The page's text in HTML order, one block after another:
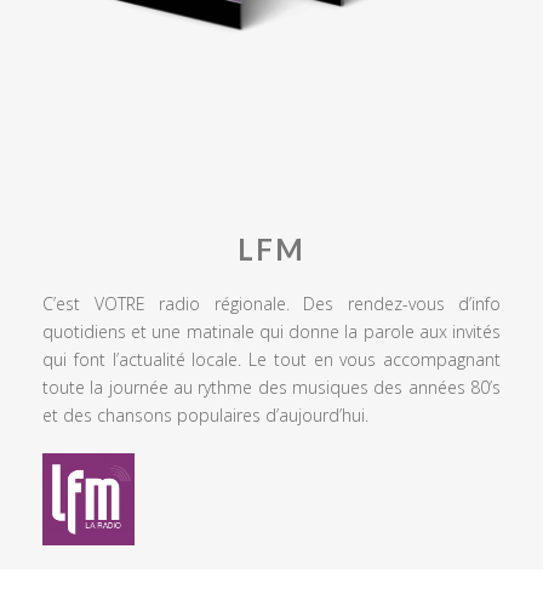
LFM
C’est VOTRE radio régionale. Des rendez-vous d’info
quotidiens et une matinale qui donne la parole aux invités
qui font l’actualité locale. Le tout en vous accompagnant
toute la journée au rythme des musiques des années 80’s
et des chansons populaires d’aujourd’hui.